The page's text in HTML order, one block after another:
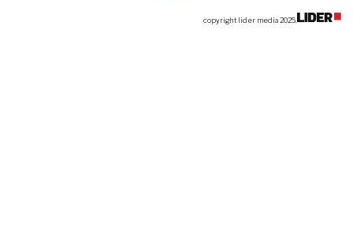
copyright lider media 2025.